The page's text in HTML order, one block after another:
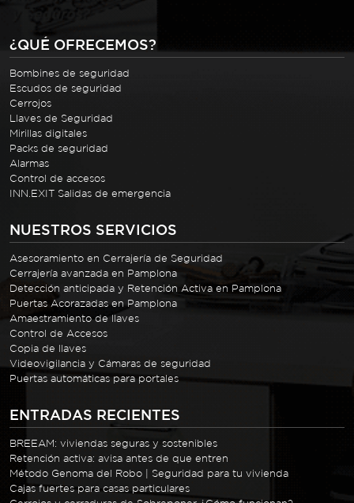
¿QUÉ OFRECEMOS?
Bombines de seguridad
Escudos de seguridad
Cerrojos
Llaves de Seguridad
Mirillas digitales
Packs de seguridad
Alarmas
Control de accesos
INN.EXIT Salidas de emergencia
NUESTROS SERVICIOS
Asesoramiento en Cerrajería de Seguridad
Cerrajería avanzada en Pamplona
Detección anticipada y Retención Activa en Pamplona
Puertas Acorazadas en Pamplona
Amaestramiento de llaves
Control de Accesos
Copia de llaves
Videovigilancia y Cámaras de seguridad
Puertas automáticas para portales
ENTRADAS RECIENTES
BREEAM: viviendas seguras y sostenibles
Retención activa: avisa antes de que entren
Método Genoma del Robo | Seguridad para tu vivienda
Cajas fuertes para casas particulares